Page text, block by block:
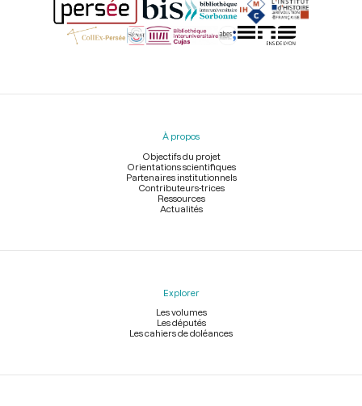
Menu
À propos
Objectifs du projet
Orientations scientifiques
Partenaires institutionnels
Contributeurs-trices
Ressources
Actualités
Explorer
Les volumes
Les députés
Les cahiers de doléances